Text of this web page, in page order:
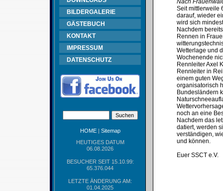
BILDERGALERIE
GÄSTEBUCH
KONTAKT
IMPRESSUM
DATENSCHUTZ
HOME| Sitemap
HEUTIGES DATUM
06.08.2026
BESUCHER SEIT 15.10.99:
65.376.044
LETZTE ÄNDERUNG AM:
01.04.2025
Nach
Seit mittlerweile
darauf, wieder
wird sich
Nachdem
Rennen in
Wetterlage und
Wochenende
Rennleiter Axel
Rennleiter in
einem guten
organisatorisch
Bundesländern
noch an eine
Nachdem das
datiert, werden
verständigen,
und können.
Euer SSCT e.V.